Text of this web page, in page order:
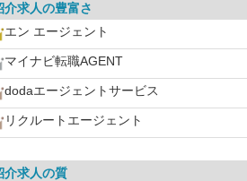
介求人の豊富さ
エン エージェント
マイナビ転職AGENT
dodaエージェントサービス
リクルートエージェント
介求人の質